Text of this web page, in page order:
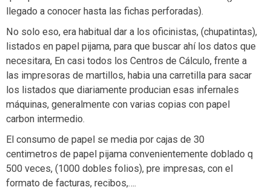
llegado a conocer hasta las fichas perforadas).
No solo eso, era habitual dar a los oficinistas, (chupatintas),
listados en papel pijama, para que buscar ahí los datos que
necesitara, En casi todos los Centros de Cálculo, frente a
las impresoras de martillos, habia una carretilla para sacar
los listados que diariamente producian esas infernales
máquinas, generalmente con varias copias con papel
carbon intermedio.
El consumo de papel se media por cajas de 30
centimetros de papel pijama convenientemente doblado q
500 veces, (1000 dobles folios), pre impresas, con el
formato de facturas, recibos,….